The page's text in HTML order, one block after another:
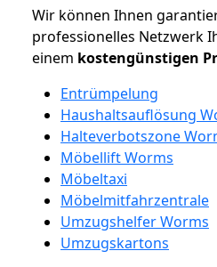
Wir können Ihnen
professionelles Netzwerk
einem kostengünstigen
Entrümpelung
Haushaltsauflösung
Halteverbotszone
Möbellift Worms
Möbeltaxi
Möbelmitfahrzentrale
Umzugshelfer Worms
Umzugskartons